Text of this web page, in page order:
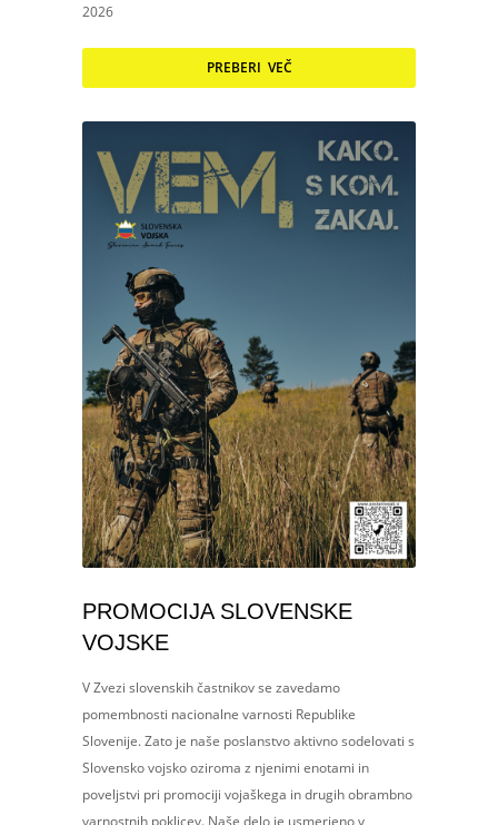
2026
PREBERI VEČ
PROMOCIJA SLOVENSKE
VOJSKE
V Zvezi slovenskih častnikov se zavedamo
pomembnosti nacionalne varnosti Republike
Slovenije. Zato je naše poslanstvo aktivno sodelovati s
Slovensko vojsko oziroma z njenimi enotami in
poveljstvi pri promociji vojaškega in drugih obrambno
varnostnih poklicev. Naše delo je usmerjeno v